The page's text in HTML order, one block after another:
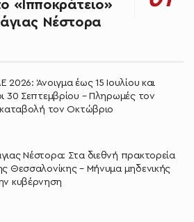
«Ιπποκράτειο»
Νέστορα
2026: Άνοιγμα έως 15 Ιουλίου και
30 Σεπτεμβρίου – Πληρωμές τον
τον Οκτώβριο
Νέστορα: Στα διεθνή πρακτορεία
Θεσσαλονίκης – Μήνυμα μηδενικής
κυβέρνηση